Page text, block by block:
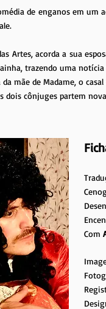
de enganos em um
Artes, acorda a sua
trazendo uma
mãe de Madame, o
dois cônjuges partem
Com